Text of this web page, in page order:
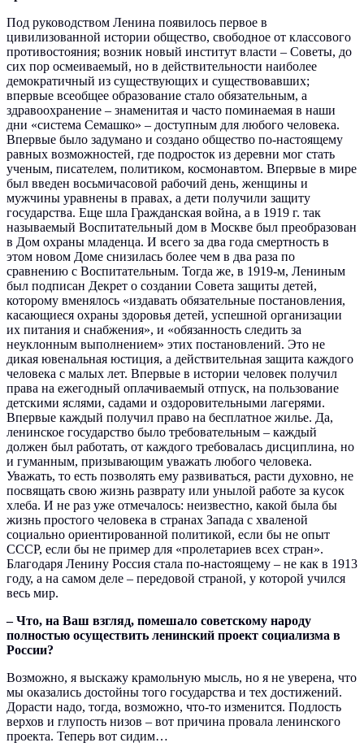
Под руководством Ленина появилось первое в
цивилизованной истории общество, свободное от классового
противостояния; возник новый институт власти – Советы, до
сих пор осмеиваемый, но в действительности наиболее
демократичный из существующих и существовавших;
впервые всеобщее образование стало обязательным, а
здравоохранение – знаменитая и часто поминаемая в наши
дни «система Семашко» – доступным для любого человека.
Впервые было задумано и создано общество по-настоящему
равных возможностей, где подросток из деревни мог стать
ученым, писателем, политиком, космонавтом. Впервые в мире
был введен восьмичасовой рабочий день, женщины и
мужчины уравнены в правах, а дети получили защиту
государства. Еще шла Гражданская война, а в 1919 г. так
называемый Воспитательный дом в Москве был преобразован
в Дом охраны младенца. И всего за два года смертность в
этом новом Доме снизилась более чем в два раза по
сравнению с Воспитательным. Тогда же, в 1919-м, Лениным
был подписан Декрет о создании Совета защиты детей,
которому вменялось «издавать обязательные постановления,
касающиеся охраны здоровья детей, успешной организации
их питания и снабжения», и «обязанность следить за
неуклонным выполнением» этих постановлений. Это не
дикая ювенальная юстиция, а действительная защита каждого
человека с малых лет. Впервые в истории человек получил
права на ежегодный оплачиваемый отпуск, на пользование
детскими яслями, садами и оздоровительными лагерями.
Впервые каждый получил право на бесплатное жилье. Да,
ленинское государство было требовательным – каждый
должен был работать, от каждого требовалась дисциплина, но
и гуманным, призывающим уважать любого человека.
Уважать, то есть позволять ему развиваться, расти духовно, не
посвящать свою жизнь разврату или унылой работе за кусок
хлеба. И не раз уже отмечалось: неизвестно, какой была бы
жизнь простого человека в странах Запада с хваленой
социально ориентированной политикой, если бы не опыт
СССР, если бы не пример для «пролетариев всех стран».
Благодаря Ленину Россия стала по-настоящему – не как в 1913
году, а на самом деле – передовой страной, у которой учился
весь мир.
– Что, на Ваш взгляд, помешало советскому народу
полностью осуществить ленинский проект социализма в
России?
Возможно, я выскажу крамольную мысль, но я не уверена, что
мы оказались достойны того государства и тех достижений.
Дорасти надо, тогда, возможно, что-то изменится. Подлость
верхов и глупость низов – вот причина провала ленинского
проекта. Теперь вот сидим…